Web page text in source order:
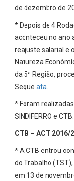
de dezembro de
* Depois de 4
aconteceu no ano
reajuste salarial e
Natureza
da 5ª Região,
Segue ata
* Foram
SINDIFERRO e
CTB – ACT 2016/
* A CTB entrou
do Trabalho
em 13 de